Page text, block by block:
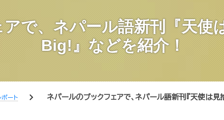
で、ネパール語新刊『天使
Big!』などを紹介！
ポート chevron_right
ネパールのブックフェアで、ネパール語新刊『天使は